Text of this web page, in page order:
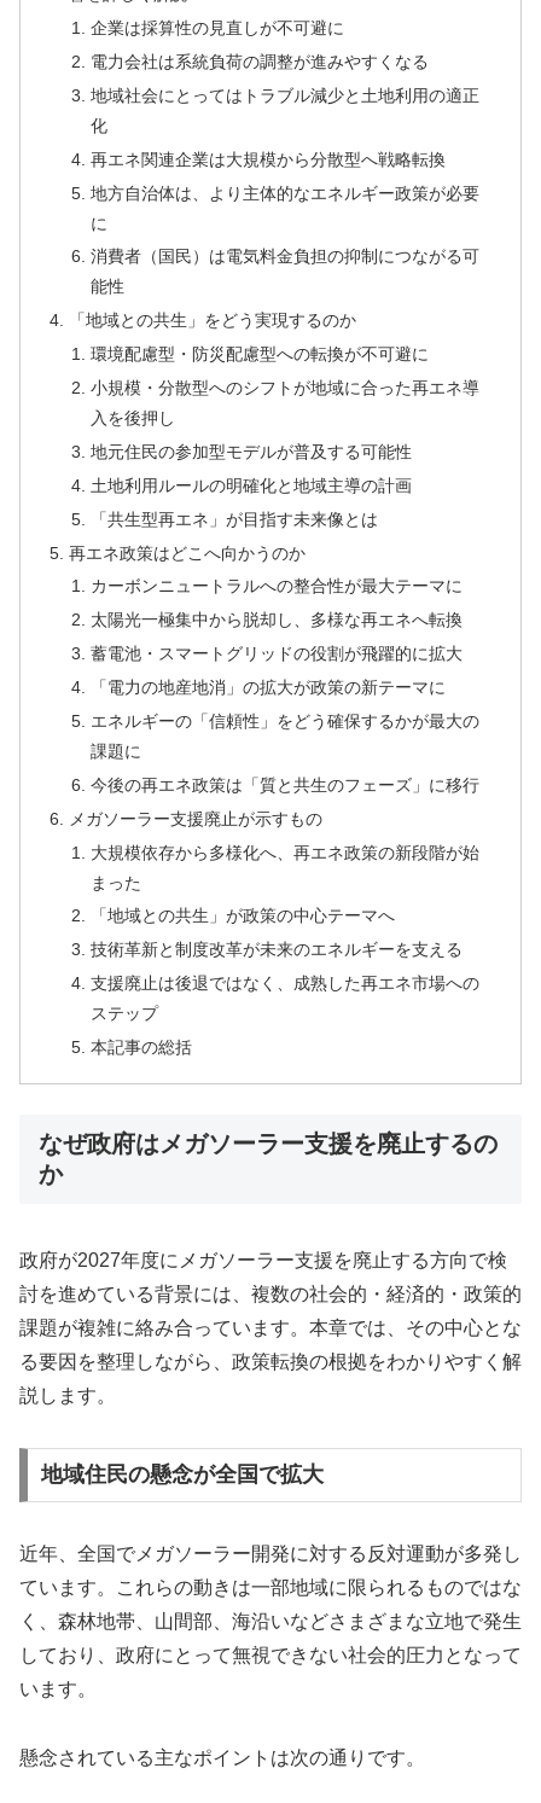
企業は採算性の見直しが不可避に
電力会社は系統負荷の調整が進みやすくなる
地域社会にとってはトラブル減少と土地利用の適正
化
再エネ関連企業は大規模から分散型へ戦略転換
地方自治体は、より主体的なエネルギー政策が必要
に
消費者（国民）は電気料金負担の抑制につながる可
能性
「地域との共生」をどう実現するのか
環境配慮型・防災配慮型への転換が不可避に
小規模・分散型へのシフトが地域に合った再エネ導
入を後押し
地元住民の参加型モデルが普及する可能性
土地利用ルールの明確化と地域主導の計画
「共生型再エネ」が目指す未来像とは
再エネ政策はどこへ向かうのか
カーボンニュートラルへの整合性が最大テーマに
太陽光一極集中から脱却し、多様な再エネへ転換
蓄電池・スマートグリッドの役割が飛躍的に拡大
「電力の地産地消」の拡大が政策の新テーマに
エネルギーの「信頼性」をどう確保するかが最大の
課題に
今後の再エネ政策は「質と共生のフェーズ」に移行
メガソーラー支援廃止が示すもの
大規模依存から多様化へ、再エネ政策の新段階が始
まった
「地域との共生」が政策の中心テーマへ
技術革新と制度改革が未来のエネルギーを支える
支援廃止は後退ではなく、成熟した再エネ市場への
ステップ
本記事の総括
なぜ政府はメガソーラー支援を廃止するの
か
政府が2027年度にメガソーラー支援を廃止する方向で検
討を進めている背景には、複数の社会的・経済的・政策的
課題が複雑に絡み合っています。本章では、その中心とな
る要因を整理しながら、政策転換の根拠をわかりやすく解
説します。
地域住民の懸念が全国で拡大
近年、全国でメガソーラー開発に対する反対運動が多発し
ています。これらの動きは一部地域に限られるものではな
く、森林地帯、山間部、海沿いなどさまざまな立地で発生
しており、政府にとって無視できない社会的圧力となって
います。
懸念されている主なポイントは次の通りです。